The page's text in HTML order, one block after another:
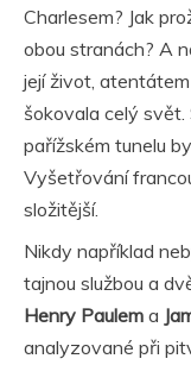
Charlesem? Jak
obou stranách? A
její život,
šokovala celý
pařížském tunelu
Vyšetřování
složitější.
Nikdy například
tajnou službou a
Henry Paulem a
analyzované při